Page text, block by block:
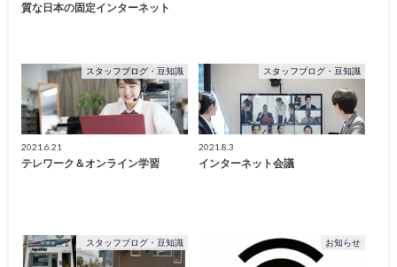
質な日本の固定インターネット
スタッフブログ・豆知識
2021.6.21
テレワーク＆オンライン学習
スタッフブログ・豆知識
2021.8.3
インターネット会議
スタッフブログ・豆知識 お知らせ